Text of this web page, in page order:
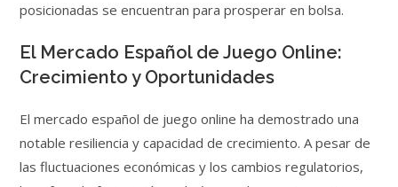
posicionadas se encuentran para prosperar en bolsa.
El Mercado Español de Juego Online:
Crecimiento y Oportunidades
El mercado español de juego online ha demostrado una
notable resiliencia y capacidad de crecimiento. A pesar de
las fluctuaciones económicas y los cambios regulatorios,